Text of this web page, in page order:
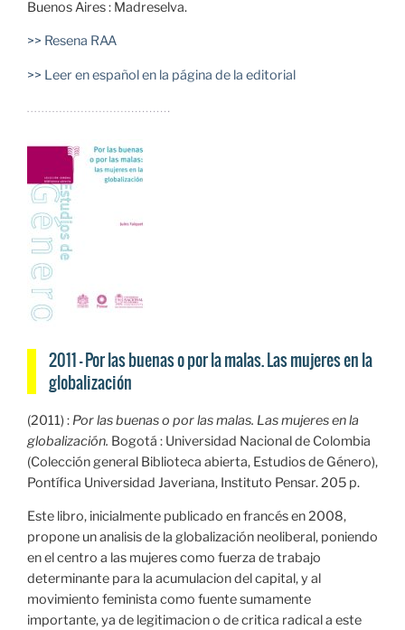
Buenos Aires : Madreselva.
>> Resena RAA
>> Leer en español en la página de la editorial
2011 — Por las buenas o por la malas. Las mujeres en la
globalización
(2011) : Por las buenas o por las malas. Las mujeres en la
globalización. Bogotá : Universidad Nacional de Colombia
(Colección general Biblioteca abierta, Estudios de Género),
Pontífica Universidad Javeriana, Instituto Pensar. 205 p.
Este libro, inicialmente publicado en francés en 2008,
propone un analisis de la globalización neoliberal, poniendo
en el centro a las mujeres como fuerza de trabajo
determinante para la acumulacion del capital, y al
movimiento feminista como fuente sumamente
importante, ya de legitimacion o de critica radical a este